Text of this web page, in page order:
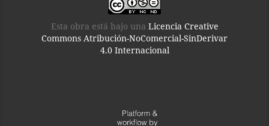
Esta obra está bajo una Licencia Creative
Commons Atribución-NoComercial-SinDerivar
4.0 Internacional